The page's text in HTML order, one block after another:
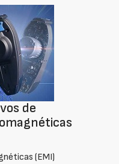
de
(EMI)